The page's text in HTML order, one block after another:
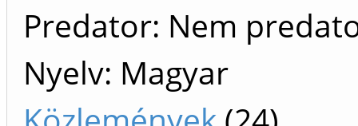
Predator: Nem
Nyelv: Magyar